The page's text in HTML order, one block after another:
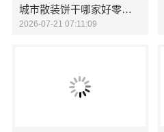
城市散装饼干哪家好零食大明星轻脆时刻
2026-07-21 07:11:09